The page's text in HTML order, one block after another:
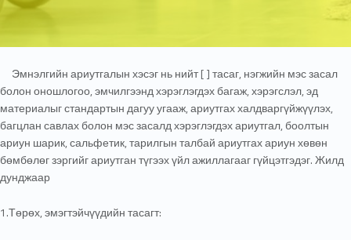
Эмнэлгийн ариутгалын хэсэг нь нийт [ ] тасаг, нэгжийн мэс засал
болон оношлогоо, эмчилгээнд хэрэглэгдэх багаж, хэрэгслэл, эд
материалыг стандартын дагуу угааж, ариутгах халдваргүйжүүлэх,
багцлан савлах болон мэс засалд хэрэглэгдэх ариутгал, боолтын
ариун шарик, сальфетик, тарилгын талбай ариутгах ариун хөвөн
бөмбөлөг зэргийг ариутган түгээх үйл ажиллагааг гүйцэтгэдэг. Жилд
дунджаар
1.Төрөх, эмэгтэйчүүдийн тасагт: